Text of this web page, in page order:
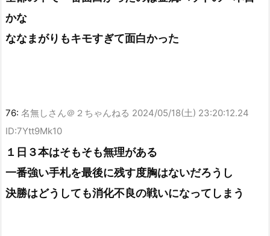
かな
ななまがりもキモすぎて面白かった
76: 名無しさん＠２ちゃんねる 2024/05/18(土) 23:20:12.24
ID:7Ytt9Mk10
１日３本はそもそも無理がある
一番強い手札を最後に残す度胸はないだろうし
決勝はどうしても消化不良の戦いになってしまう